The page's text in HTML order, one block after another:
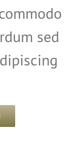
sed